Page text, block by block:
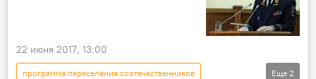
22 июня 2017, 13:00
программа переселения соотечественников
Еще 2